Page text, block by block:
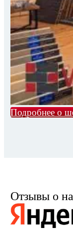
Подробнее о
Отзывы о